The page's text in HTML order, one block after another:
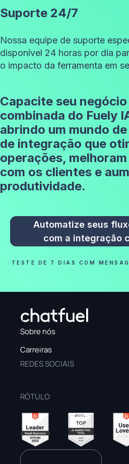
Suporte 24/7
Nossa equipe de suporte
disponível 24 horas por dia
o impacto da ferramenta em
Capacite seu
combinada do Fuely
abrindo um mundo
de integração que
operações,
com os clientes e
produtividade.
Automatize seus
com a integração
TESTE DE 7 DIAS COM
Sobre nós
Carreiras
REDES SOCIAIS
RÓTULO